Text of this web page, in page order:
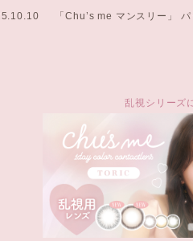
「Chu’s me マンスリー」
乱視シリーズ